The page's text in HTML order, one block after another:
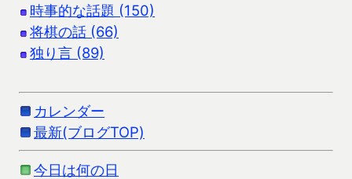
時事的な話題 (150)
将棋の話 (66)
独り言 (89)
カレンダー
最新(ブログTOP)
今日は何の日